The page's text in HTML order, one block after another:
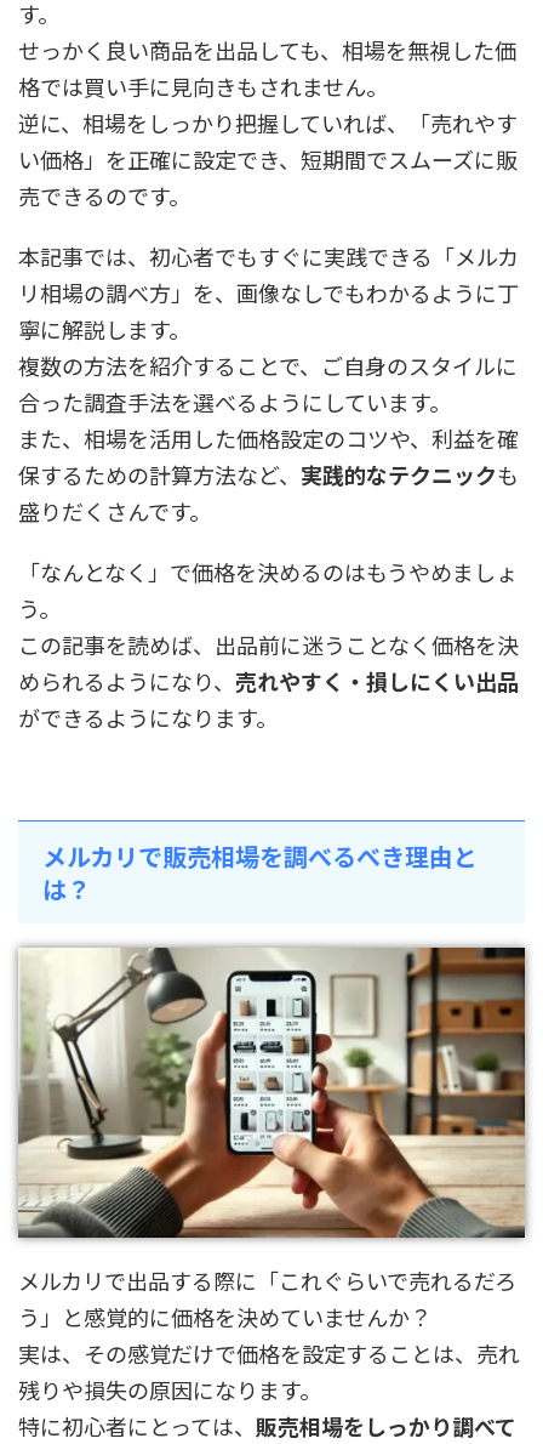
す。
せっかく良い商品を出品しても、相場を無視した価
格では買い手に見向きもされません。
逆に、相場をしっかり把握していれば、「売れやす
い価格」を正確に設定でき、短期間でスムーズに販
売できるのです。
本記事では、初心者でもすぐに実践できる「メルカ
リ相場の調べ方」を、画像なしでもわかるように丁
寧に解説します。
複数の方法を紹介することで、ご自身のスタイルに
合った調査手法を選べるようにしています。
また、相場を活用した価格設定のコツや、利益を確
保するための計算方法など、 実践的なテクニックも
盛りだくさんです。
「なんとなく」で価格を決めるのはもうやめましょ
う。
この記事を読めば、出品前に迷うことなく価格を決
められるようになり、 売れやすく・損しにくい出品
ができるようになります。
メルカリで販売相場を調べるべき理由と
は？
メルカリで出品する際に「これぐらいで売れるだろ
う」と感覚的に価格を決めていませんか？
実は、その感覚だけで価格を設定することは、売れ
残りや損失の原因になります。
特に初心者にとっては、 販売相場をしっかり調べて